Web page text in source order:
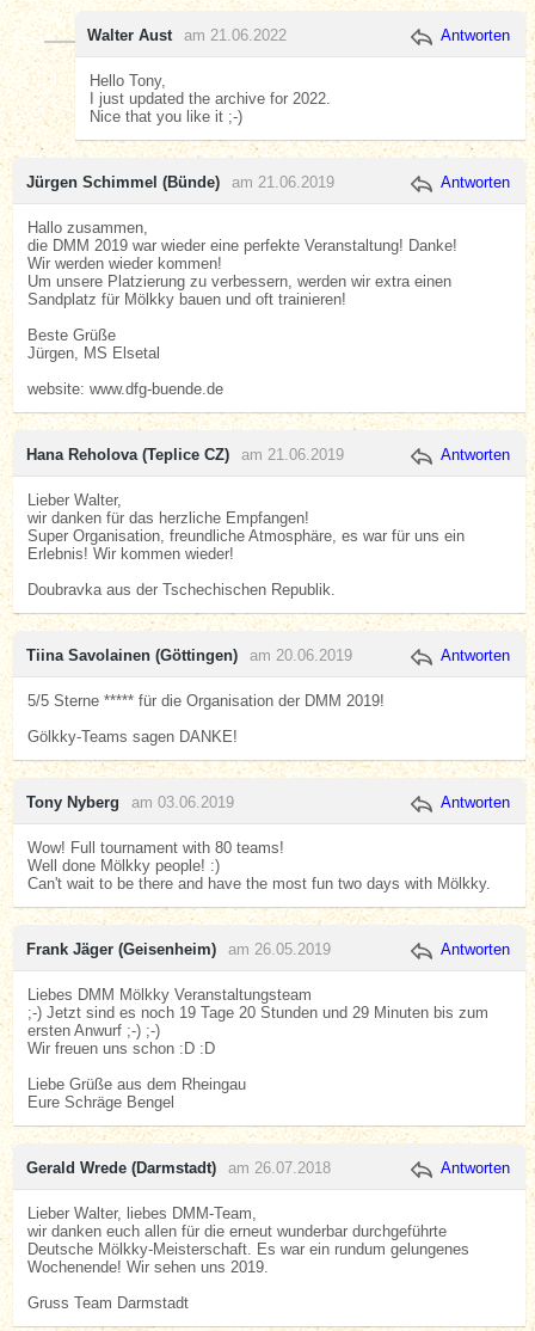
Walter Aust am 21.06.2022 Antworten
Hello Tony,
I just updated the archive for 2022.
Nice that you like it ;-)
Jürgen Schimmel (Bünde) am 21.06.2019 Antworten
Hallo zusammen,
die DMM 2019 war wieder eine perfekte Veranstaltung! Danke!
Wir werden wieder kommen!
Um unsere Platzierung zu verbessern, werden wir extra einen
Sandplatz für Mölkky bauen und oft trainieren!
Beste Grüße
Jürgen, MS Elsetal
website: www.dfg-buende.de
Hana Reholova (Teplice CZ) am 21.06.2019 Antworten
Lieber Walter,
wir danken für das herzliche Empfangen!
Super Organisation, freundliche Atmosphäre, es war für uns ein
Erlebnis! Wir kommen wieder!
Doubravka aus der Tschechischen Republik.
Tiina Savolainen (Göttingen) am 20.06.2019 Antworten
5/5 Sterne ***** für die Organisation der DMM 2019!
Gölkky-Teams sagen DANKE!
Tony Nyberg am 03.06.2019 Antworten
Wow! Full tournament with 80 teams!
Well done Mölkky people! :)
Can't wait to be there and have the most fun two days with Mölkky.
Frank Jäger (Geisenheim) am 26.05.2019 Antworten
Liebes DMM Mölkky Veranstaltungsteam
;-) Jetzt sind es noch 19 Tage 20 Stunden und 29 Minuten bis zum
ersten Anwurf ;-) ;-)
Wir freuen uns schon :D :D
Liebe Grüße aus dem Rheingau
Eure Schräge Bengel
Gerald Wrede (Darmstadt) am 26.07.2018 Antworten
Lieber Walter, liebes DMM-Team,
wir danken euch allen für die erneut wunderbar durchgeführte
Deutsche Mölkky-Meisterschaft. Es war ein rundum gelungenes
Wochenende! Wir sehen uns 2019.
Gruss Team Darmstadt